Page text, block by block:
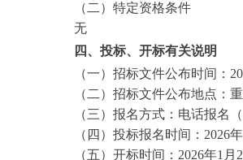
（二）特定资格条件
无
四、投标、开标有关说明
（一）招标文件公布时间：
（二）招标文件公布地点：
（三）报名方式：电话报名
（四）投标报名时间： 2026
（五）开标时间： 2026年1月